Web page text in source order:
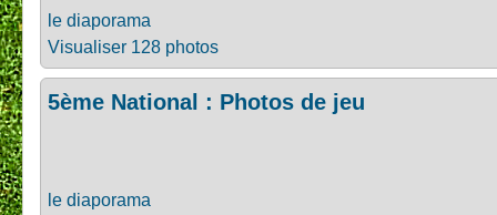
le diaporama
Visualiser 128 photos
5ème National : Photos de jeu
le diaporama